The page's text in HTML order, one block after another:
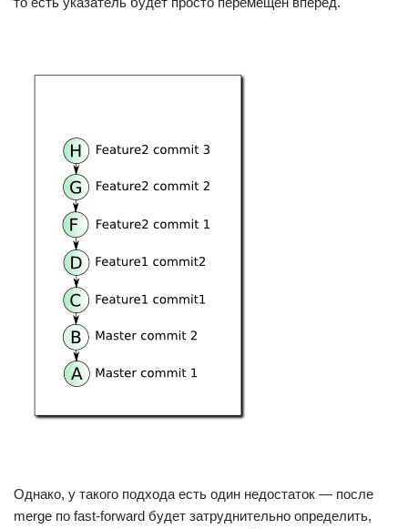
Однако, у такого подхода есть один недостаток — после
merge по fast-forward будет затруднительно определить,